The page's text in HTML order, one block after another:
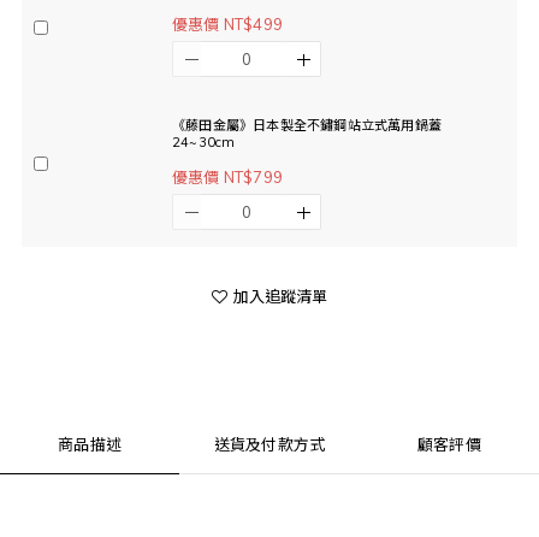
優惠價 NT$499
《藤田金屬》日本製全不鏽鋼站立式萬用鍋蓋
24~30cm
優惠價 NT$799
加入追蹤清單
商品描述 送貨及付款方式 顧客評價